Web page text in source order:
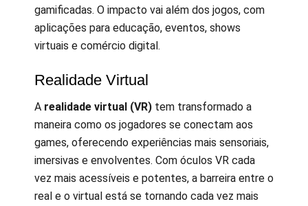
gamificadas. O impacto vai além dos jogos, com
aplicações para educação, eventos, shows
virtuais e comércio digital.
Realidade Virtual
A realidade virtual (VR) tem transformado a
maneira como os jogadores se conectam aos
games, oferecendo experiências mais sensoriais,
imersivas e envolventes. Com óculos VR cada
vez mais acessíveis e potentes, a barreira entre o
real e o virtual está se tornando cada vez mais